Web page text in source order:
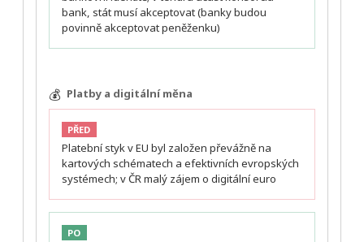
bank, stát musí akceptovat (banky budou
povinně akceptovat peněženku)
💰 Platby a digitální měna
PŘED
Platební styk v EU byl založen převážně na
kartových schématech a efektivních evropských
systémech; v ČR malý zájem o digitální euro
PO